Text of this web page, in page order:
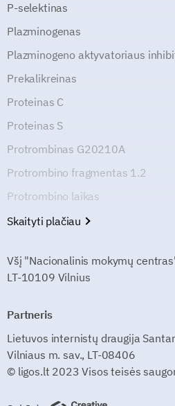
P-selektinas
Plazminogenas
Plazminogeno aktyvatoriaus
Prekalikreinas
Proteinas C
Proteinas S
Protrombinas G20210A
Protrombino fragmentas 1.2
Protrombino laikas
Skaityti plačiau
Všį "Nacionalinis mokymų
LT-10109 Vilnius
Partneris
Lietuvos internistų draugija
Vilniaus m. sav., LT-08406
© ligos.lt 2023 Visos teisės